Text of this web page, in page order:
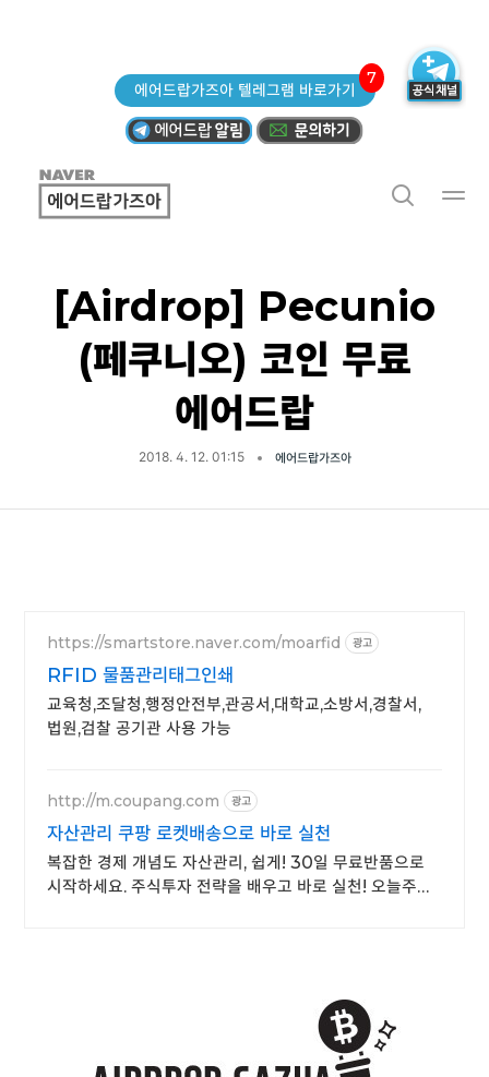
에어드랍가즈아 텔레그램 바로가기
7
[Airdrop] Pecunio
(페쿠니오) 코인 무료
에어드랍
2018. 4. 12. 01:15 에어드랍가즈아
https://smartstore.naver.com/moarfid 광고
RFID 물품관리태그인쇄
교육청,조달청,행정안전부,관공서,대학교,소방서,경찰서,
법원,검찰 공기관 사용 가능
http://m.coupang.com 광고
자산관리 쿠팡 로켓배송으로 바로 실천
복잡한 경제 개념도 자산관리, 쉽게! 30일 무료반품으로
시작하세요. 주식투자 전략을 배우고 바로 실천! 오늘주문